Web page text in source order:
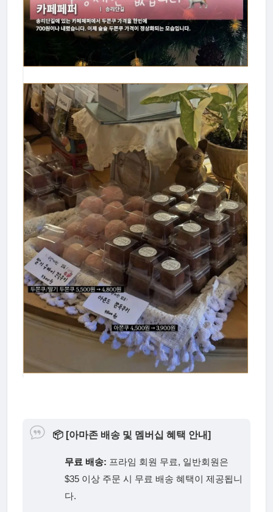
📦 [아마존 배송 및 멤버십 혜택 안내]
무료 배송: 프라임 회원 무료, 일반회원은
$35 이상 주문 시 무료 배송 혜택이 제공됩니
다.